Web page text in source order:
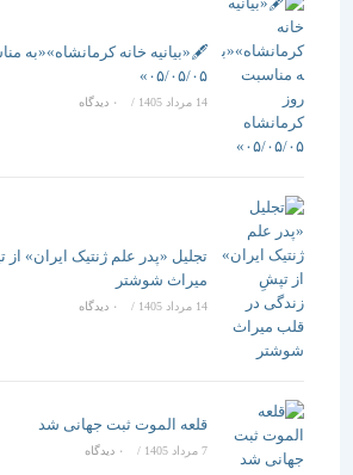
🖋️«بیانیه خانه کرمانشاه»«به مناسبت
۰۵/۰۵/۰۵»
/ ۰ دیدگاه
تجلیل «پدر علم ژنتیک ایران» از تپشِ
میراث شوشتر
14 مرداد 1405 / ۰ دیدگاه
قلعه الموت ثبت جهانی شد
/ ۰ دیدگاه